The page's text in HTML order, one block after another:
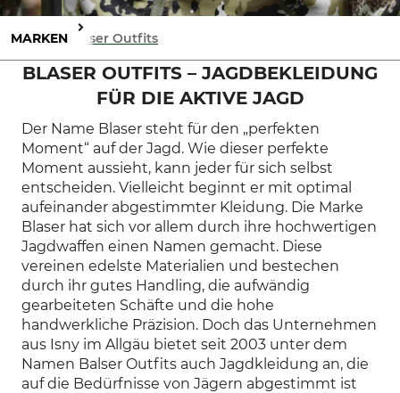
MARKEN Blaser Outfits
BLASER OUTFITS – JAGDBEKLEIDUNG
FÜR DIE AKTIVE JAGD
Der Name Blaser steht für den „perfekten
Moment“ auf der Jagd. Wie dieser perfekte
Moment aussieht, kann jeder für sich selbst
entscheiden. Vielleicht beginnt er mit optimal
aufeinander abgestimmter Kleidung. Die Marke
Blaser hat sich vor allem durch ihre hochwertigen
Jagdwaffen einen Namen gemacht. Diese
vereinen edelste Materialien und bestechen
durch ihr gutes Handling, die aufwändig
gearbeiteten Schäfte und die hohe
handwerkliche Präzision. Doch das Unternehmen
aus Isny im Allgäu bietet seit 2003 unter dem
Namen Balser Outfits auch Jagdkleidung an, die
auf die Bedürfnisse von Jägern abgestimmt ist